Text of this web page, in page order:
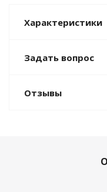
Характеристики
Задать вопрос
Отзывы